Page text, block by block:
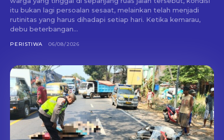
itu bukan lagi persoalan sesaat, melainkan telah menjadi
rutinitas yang harus dihadapi setiap hari. Ketika kemarau,
debu beterbangan...
PERISTIWA 06/08/2026